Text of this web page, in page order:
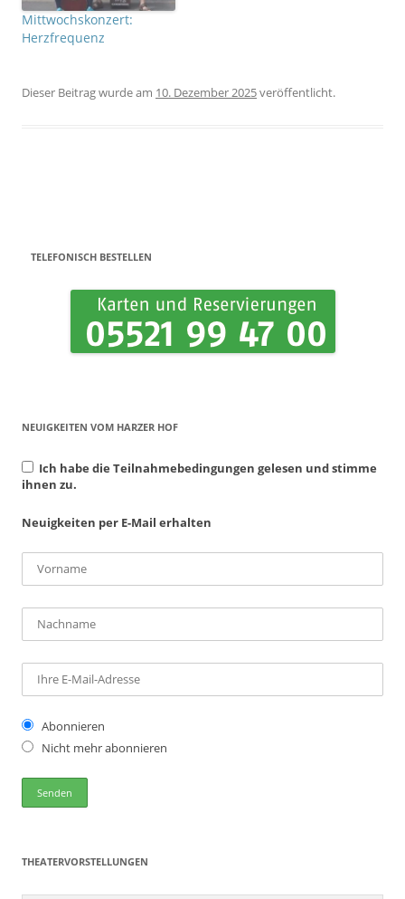
Mittwochskonzert:
Herzfrequenz
Dieser Beitrag wurdeam 10. Dezember 2025veröffentlicht.
TELEFONISCH BESTELLEN
NEUIGKEITEN VOM HARZER HOF
Ich habe die Teilnahmebedingungen gelesen und stimme
ihnen zu.
Neuigkeiten per E-Mail erhalten
Abonnieren
Nicht mehr abonnieren
THEATERVORSTELLUNGEN